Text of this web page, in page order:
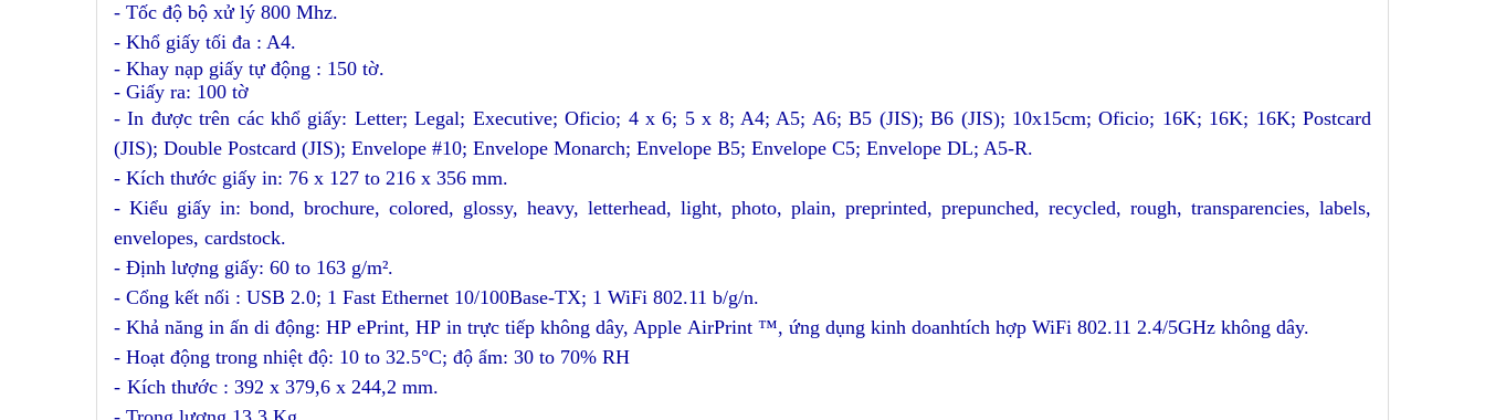
- Tốc độ bộ xử lý 800 Mhz.
- Khổ giấy tối đa : A4.
- Khay nạp giấy tự động : 150 tờ.
- Giấy ra: 100 tờ
- In được trên các khổ giấy: Letter; Legal; Executive; Oficio; 4 x 6; 5 x 8; A4; A5; A6; B5 (JIS); B6 (JIS); 10x15cm; Oficio; 16K; 16K; 16K; Postcard
(JIS); Double Postcard (JIS); Envelope #10; Envelope Monarch; Envelope B5; Envelope C5; Envelope DL; A5-R.
- Kích thước giấy in: 76 x 127 to 216 x 356 mm.
- Kiểu giấy in: bond, brochure, colored, glossy, heavy, letterhead, light, photo, plain, preprinted, prepunched, recycled, rough, transparencies, labels,
envelopes, cardstock.
- Định lượng giấy: 60 to 163 g/m².
- Cổng kết nối : USB 2.0; 1 Fast Ethernet 10/100Base-TX; 1 WiFi 802.11 b/g/n.
- Khả năng in ấn di động: HP ePrint, HP in trực tiếp không dây, Apple AirPrint ™, ứng dụng kinh doanhtích hợp WiFi 802.11 2.4/5GHz không dây.
- Hoạt động trong nhiệt độ: 10 to 32.5°C; độ ẩm: 30 to 70% RH
- Kích thước : 392 x 379,6 x 244,2 mm.